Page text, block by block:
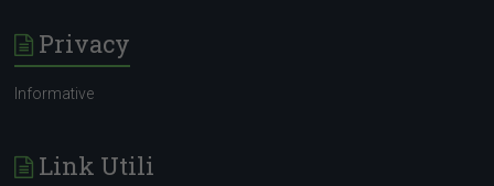
Privacy
Informative
Link Utili